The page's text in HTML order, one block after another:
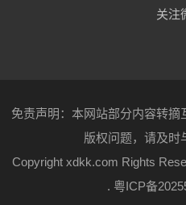
关注
免责声明：本网站部分内容转
版权问题，请及时
Copyright xdkk.com Rights
. 粤ICP备